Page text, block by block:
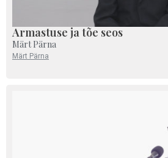
Armastuse ja tõe seos
Märt Pärna
Märt Pärna